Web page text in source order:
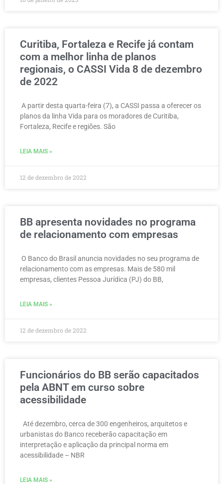
Curitiba, Fortaleza e Recife já contam
com a melhor linha de planos
regionais, o CASSI Vida 8 de dezembro
de 2022
A partir desta quarta-feira (7), a CASSI passa a oferecer os
planos da linha Vida para os moradores de Curitiba,
Fortaleza, Recife e regiões. São
LEIA MAIS »
12 de dezembro de 2022
BB apresenta novidades no programa
de relacionamento com empresas
O Banco do Brasil anuncia novidades no seu programa de
relacionamento com as empresas. Mais de 580 mil
empresas, clientes Pessoa Jurídica (PJ) do BB,
LEIA MAIS »
12 de dezembro de 2022
Funcionários do BB serão capacitados
pela ABNT em curso sobre
acessibilidade
Até dezembro, cerca de 300 engenheiros, arquitetos e
urbanistas do Banco receberão capacitação em
interpretação e aplicação da principal norma em
acessibilidade – NBR
LEIA MAIS »